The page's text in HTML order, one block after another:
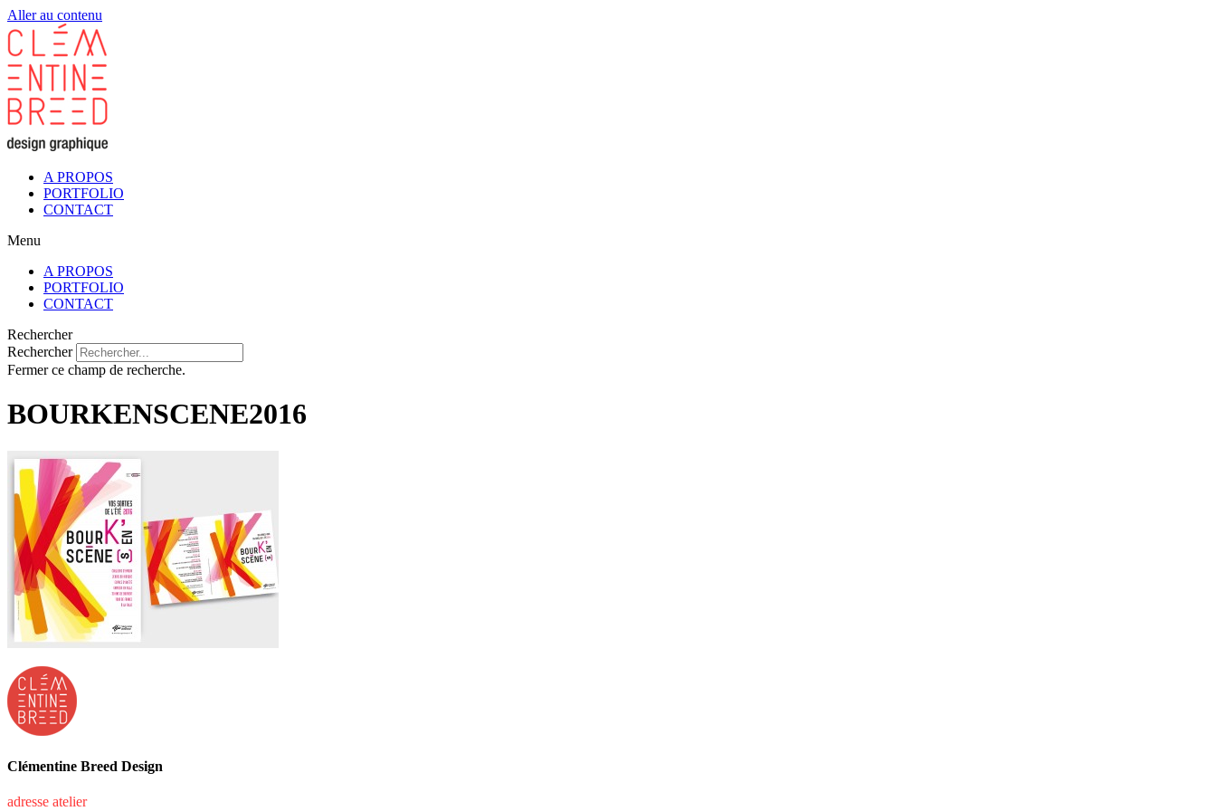
Aller au contenu
A PROPOS
PORTFOLIO
CONTACT
Menu
A PROPOS
PORTFOLIO
CONTACT
Rechercher
Rechercher
Fermer ce champ de recherche.
BOURKENSCENE2016
Clémentine Breed Design
adresse atelier